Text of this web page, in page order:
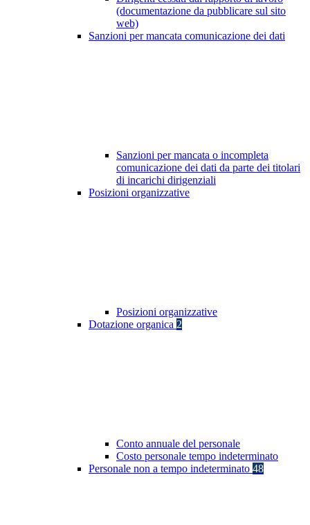
(documentazione da pubblicare sul sito
web)
Sanzioni per mancata comunicazione dei dati
Sanzioni per mancata o incompleta
comunicazione dei dati da parte dei titolari
di incarichi dirigenziali
Posizioni organizzative
Posizioni organizzative
Dotazione organica 2
Conto annuale del personale
Costo personale tempo indeterminato
Personale non a tempo indeterminato 48